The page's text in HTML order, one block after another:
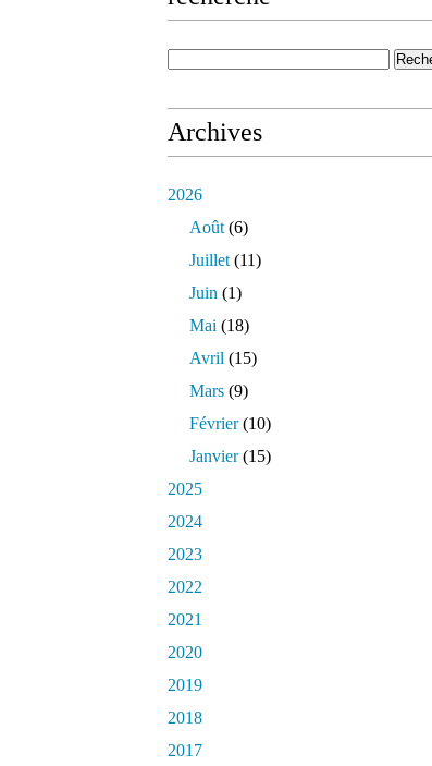
Archives
2026
Août (6)
Juillet (11)
Juin (1)
Mai (18)
Avril (15)
Mars (9)
Février(10)
Janvier(15)
2025
2024
2023
2022
2021
2020
2019
2018
2017